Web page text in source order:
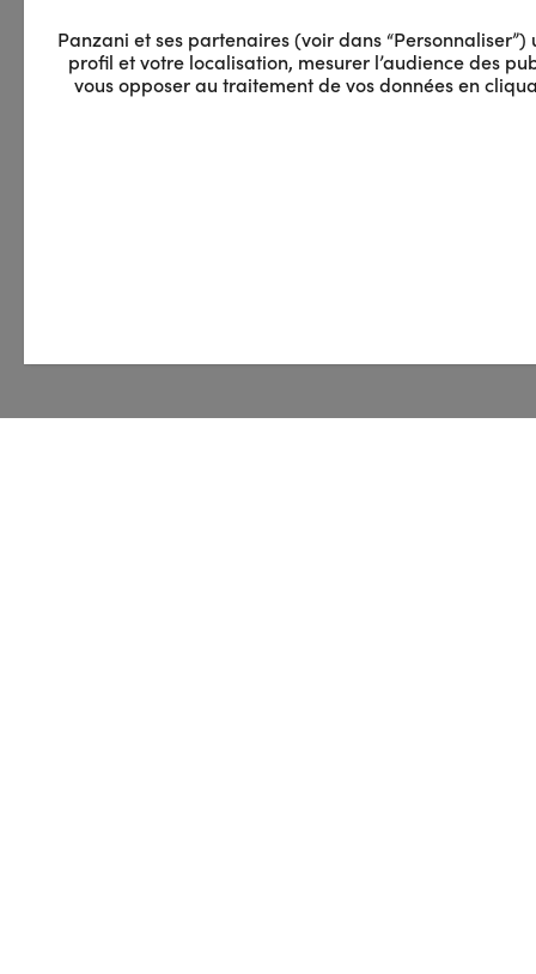
Panzani et ses partenaires (voir dans
profil et votre localisation, mesurer l’audience des
vous opposer au traitement de vos données en